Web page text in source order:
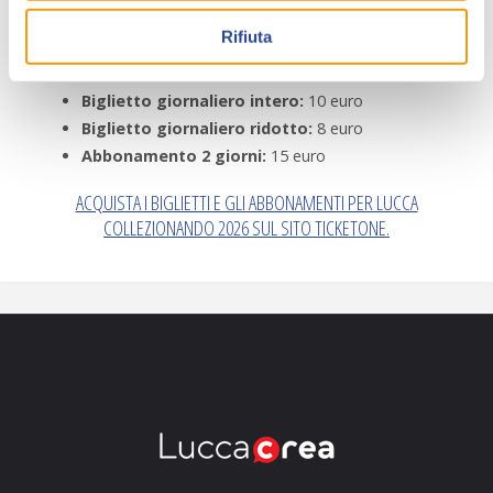
Rifiuta
ACQUISTO AL POLO FIERE I GIORNI DELLA
MANIFESTAZIONE
Biglietto giornaliero intero: 10 euro
Biglietto giornaliero ridotto: 8 euro
Abbonamento 2 giorni: 15 euro
ACQUISTA I BIGLIETTI E GLI ABBONAMENTI PER LUCCA
COLLEZIONANDO 2026 SUL SITO TICKETONE.